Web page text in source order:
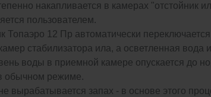
накапливается в камерах "отстойник
пользователем.
Топаэро 12 Пр автоматически
стабилизатора ила, а осветленная вода
воды в приемной камере опускается до
обычном режиме.
вырабатывается запах - в основе этого